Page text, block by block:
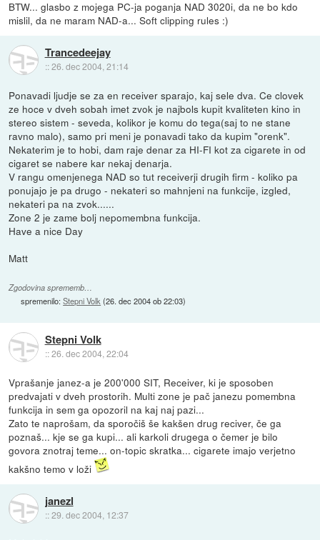
BTW... glasbo z mojega PC-ja poganja NAD 3020i, da ne bo kdo
mislil, da ne maram NAD-a... Soft clipping rules :)
Trancedeejay
::26. dec 2004, 21:14
Ponavadi ljudje se za en receiver sparajo, kaj sele dva. Ce clovek
ze hoce v dveh sobah imet zvok je najbols kupit kvaliteten kino in
stereo sistem - seveda, kolikor je komu do tega(saj to ne stane
ravno malo), samo pri meni je ponavadi tako da kupim "orenk".
Nekaterim je to hobi, dam raje denar za HI-FI kot za cigarete in od
cigaret se nabere kar nekaj denarja.
V rangu omenjenega NAD so tut receiverji drugih firm - koliko pa
ponujajo je pa drugo - nekateri so mahnjeni na funkcije, izgled,
nekateri pa na zvok......
Zone 2 je zame bolj nepomembna funkcija.
Have a nice Day
Matt
Zgodovina sprememb…
spremenilo:Stepni Volk(26. dec 2004 ob 22:03)
Stepni Volk
::26. dec 2004, 22:04
Vprašanje janez-a je 200'000 SIT, Receiver, ki je sposoben
predvajati v dveh prostorih. Multi zone je pač janezu pomembna
funkcija in sem ga opozoril na kaj naj pazi...
Zato te naprošam, da sporočiš še kakšen drug reciver, če ga
poznaš... kje se ga kupi... ali karkoli drugega o čemer je bilo
govora znotraj teme... on-topic skratka... cigarete imajo verjetno
kakšno temo v loži
janezl
::29. dec 2004, 12:37